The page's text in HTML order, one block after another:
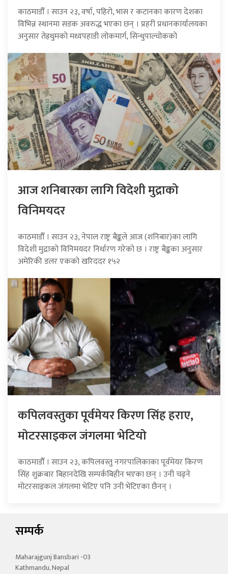
काठमाडौँ । साउन २३, वर्षा, पहिरो, भास र कटानका कारण देशका
विभिन्न स्थानमा सडक अवरुद्ध भएका छन् । प्रहरी प्रधानकार्यालयका
अनुसार तेह्रथुमको मध्यपहाडी लोकमार्ग, सिन्धुपाल्चोकको
आज शनिबारका लागि विदेशी मुद्राको
विनिमयदर
काठमाडौँ । साउन २३, नेपाल राष्ट्र बैङ्कले आज (शनिबार)का लागि
विदेशी मुद्राको विनिमयदर निर्धारण गरेको छ । राष्ट्र बैङ्कका अनुसार
अमेरिकी डलर एकको खरिददर १५२
कपिलवस्तुका पूर्वमेयर किरण सिंह हराए,
माेटरसाइकल जंगलमा भेटियाे
काठमाडौँ । साउन २३, कपिलवस्तु नगरपालिकाका पूर्वमेयर किरण
सिंह शुक्रबार बिहानदेखि सम्पर्कबिहीन भएका छन् । उनी चढ्ने
मोटरसाइकल जंगलमा भेटिए पनि उनी भेटिएका छैनन् ।
सम्पर्क
Maharajgunj Bansbari -03
Kathmandu, Nepal